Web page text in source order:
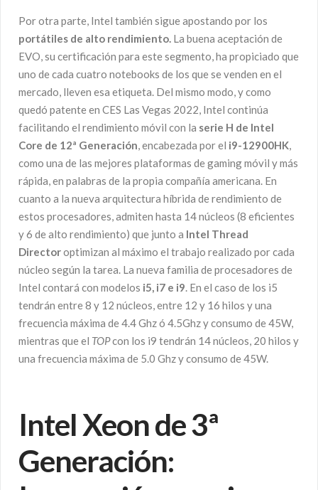
Por otra parte, Intel también sigue apostando por los
portátiles de alto rendimiento. La buena aceptación de
EVO, su certificación para este segmento, ha propiciado que
uno de cada cuatro notebooks de los que se venden en el
mercado, lleven esa etiqueta. Del mismo modo, y como
quedó patente en CES Las Vegas 2022, Intel continúa
facilitando el rendimiento móvil con la serie H de Intel
Core de 12ª Generación, encabezada por el i9-12900HK,
como una de las mejores plataformas de gaming móvil y más
rápida, en palabras de la propia compañía americana. En
cuanto a la nueva arquitectura híbrida de rendimiento de
estos procesadores, admiten hasta 14 núcleos (8 eficientes
y 6 de alto rendimiento) que junto a Intel Thread
Directoroptimizan al máximo el trabajo realizado por cada
núcleo según la tarea. La nueva familia de procesadores de
Intel contará con modelos i5, i7 e i9. En el caso de los i5
tendrán entre 8 y 12 núcleos, entre 12 y 16 hilos y una
frecuencia máxima de 4.4 Ghz ó 4.5Ghz y consumo de 45W,
mientras que el TOPcon los i9 tendrán 14 núcleos, 20 hilos y
una frecuencia máxima de 5.0 Ghz y consumo de 45W.
Intel Xeon de 3ª
Generación: